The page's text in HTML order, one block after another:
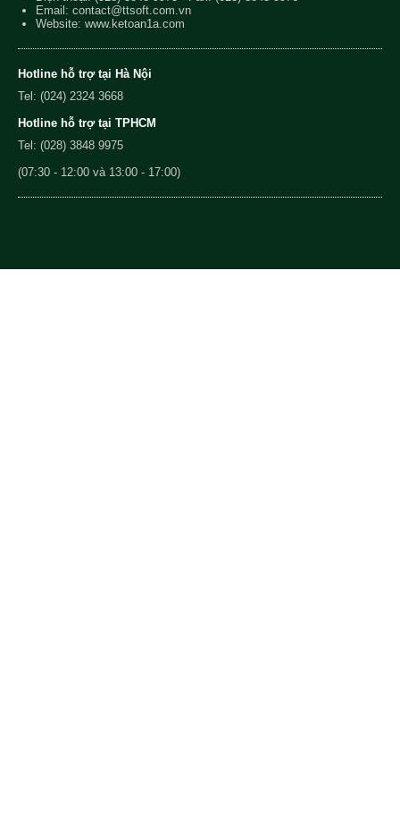
Email: contact@ttsoft.com.vn
Website: www.ketoan1a.com
Hotline hỗ trợ tại Hà Nội
Tel: (024) 2324 3668
Hotline hỗ trợ tại TPHCM
Tel: (028) 3848 9975
(07:30 - 12:00 và 13:00 - 17:00)